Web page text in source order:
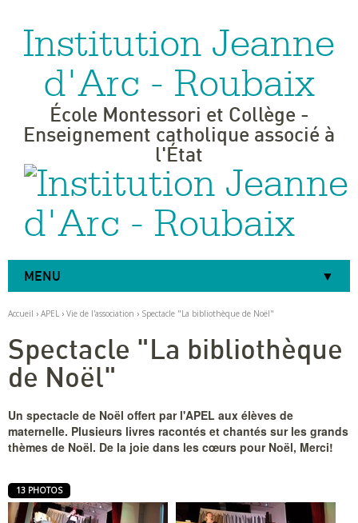
Outils
personnels
Institution Jeanne
d'Arc - Roubaix
École Montessori et Collège -
Enseignement catholique associé à
l'État
MENU
Accueil › APEL › Vie de l'association › Spectacle "La bibliothèque de Noël"
Spectacle "La bibliothèque
de Noël"
Un spectacle de Noël offert par l'APEL aux élèves de
maternelle. Plusieurs livres racontés et chantés sur les grands
thèmes de Noël. De la joie dans les cœurs pour Noël, Merci!
13 PHOTOS